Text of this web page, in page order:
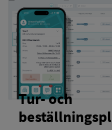
Tur- och